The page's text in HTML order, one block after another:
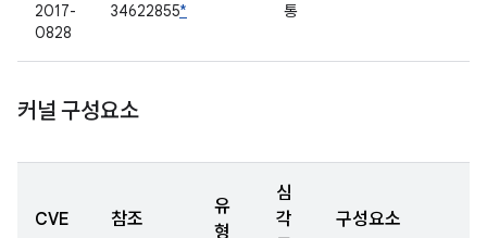
2017-
0828
34622855*
통
커널 구성요소
CVE 참조
유
형
심
각
구성요소